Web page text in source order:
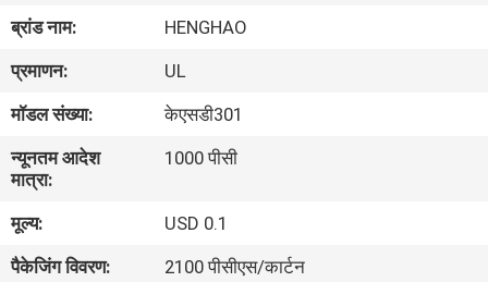
वीआर
दिखाएँ
हमारे
बारे
ब्रांड नाम:
HENGHAO
प्रमाणन:
UL
मॉडल संख्या:
केएसडी301
न्यूनतम आदेश
मात्रा:
1000 पीसी
मूल्य:
USD 0.1
पैकेजिंग विवरण:
2100 पीसीएस/कार्टन